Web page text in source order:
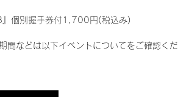
』個別握手券付1,700円(税込み)
間などは以下イベントについてをご確認くだ